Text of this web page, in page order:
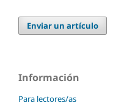
Enviar un artículo
Información
Para lectores/as